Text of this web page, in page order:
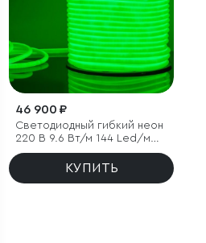
46 900 ₽
Светодиодный гибкий неон
220 В 9.6 Вт/м 144 Led/м
2835 IP67, круглый зеленый,
КУПИТЬ